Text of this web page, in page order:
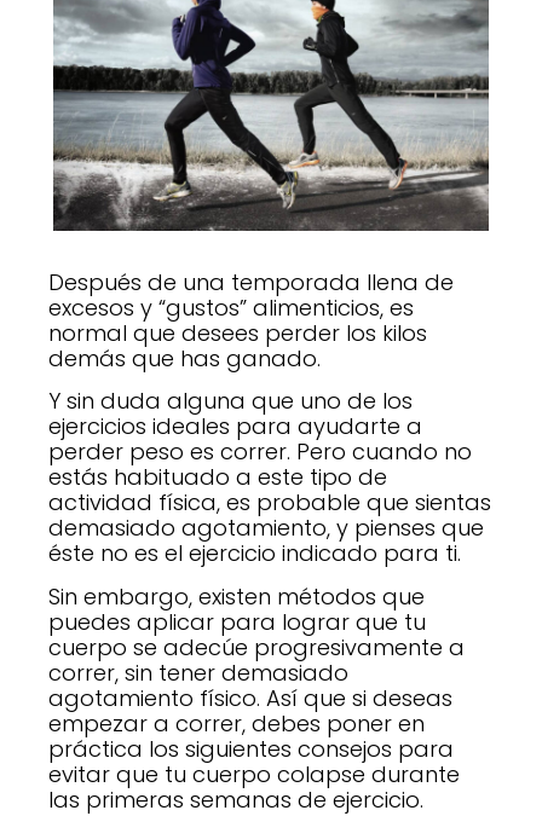
Después de una temporada llena de
excesos y “gustos” alimenticios, es
normal que desees perder los kilos
demás que has ganado.
Y sin duda alguna que uno de los
ejercicios ideales para ayudarte a
perder peso es correr. Pero cuando no
estás habituado a este tipo de
actividad física, es probable que sientas
demasiado agotamiento, y pienses que
éste no es el ejercicio indicado para ti.
Sin embargo, existen métodos que
puedes aplicar para lograr que tu
cuerpo se adecúe progresivamente a
correr, sin tener demasiado
agotamiento físico. Así que si deseas
empezar a correr, debes poner en
práctica los siguientes consejos para
evitar que tu cuerpo colapse durante
las primeras semanas de ejercicio.